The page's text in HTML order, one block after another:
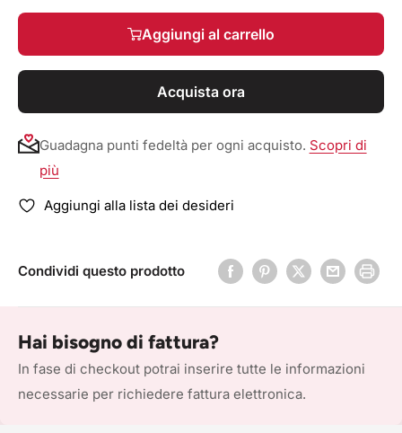
Aggiungi al carrello
Acquista ora
Guadagna punti fedeltà per ogni acquisto. Scopri di
più
Aggiungi alla lista dei desideri
Condividi questo prodotto
Hai bisogno di fattura?
In fase di checkout potrai inserire tutte le informazioni
necessarie per richiedere fattura elettronica.